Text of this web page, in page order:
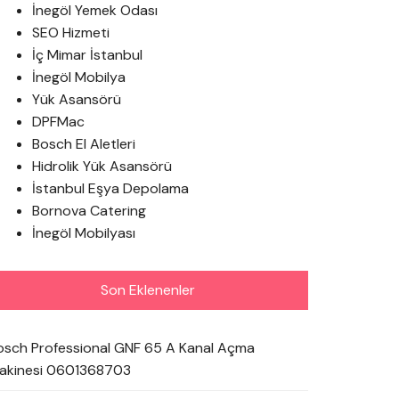
İnegöl Yemek Odası
SEO Hizmeti
İç Mimar İstanbul
İnegöl Mobilya
Yük Asansörü
DPFMac
Bosch El Aletleri
Hidrolik Yük Asansörü
İstanbul Eşya Depolama
Bornova Catering
İnegöl Mobilyası
Son Eklenenler
Professional GNF 65 A Kanal Açma
0601368703